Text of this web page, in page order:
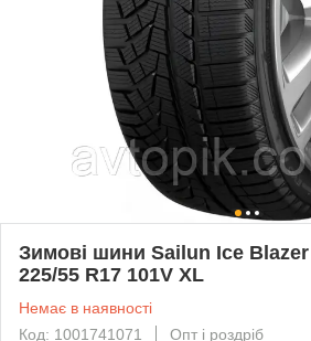
Зимові шини Sailun Ice
225/55 R17 101V XL
Немає в наявності
Код: 1001741071
Опт і роздріб